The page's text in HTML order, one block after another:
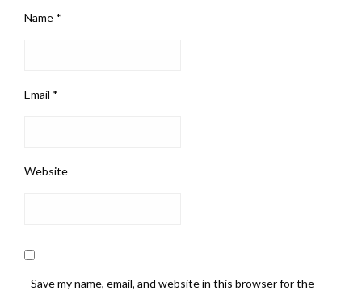
Name *
Email *
Website
Save my name, email, and website in this browser for the